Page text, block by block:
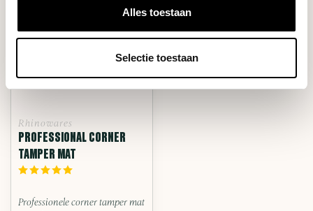
Alles toestaan
Selectie toestaan
Rhinowares
PROFESSIONAL CORNER
TAMPER MAT
Professionele corner tamper mat